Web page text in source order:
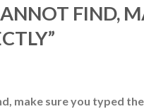
FIND,
make sure you typed